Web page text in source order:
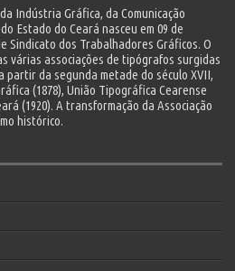
Indústria Gráfica, da Comunicação
Estado do Ceará nasceu em 09 de
Sindicato dos Trabalhadores Gráficos. O
várias associações de tipógrafos surgidas
partir da segunda metade do século XVII,
(1878), União Tipográfica Cearense
(1920). A transformação da Associação
histórico.